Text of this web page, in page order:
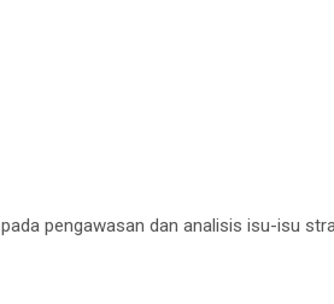
pengawasan dan analisis isu-isu